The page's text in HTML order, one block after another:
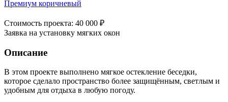
Премиум коричневый
Стоимость проекта: 40 000 ₽
Заявка на установку мягких окон
Описание
В этом проекте выполнено мягкое остекление беседки,
которое сделало пространство более защищённым, светлым и
удобным для отдыха в любую погоду.